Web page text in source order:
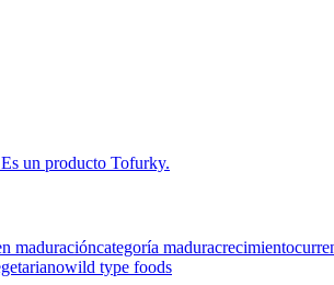
maduracióncategoría maduracrecimiento
wild type foods